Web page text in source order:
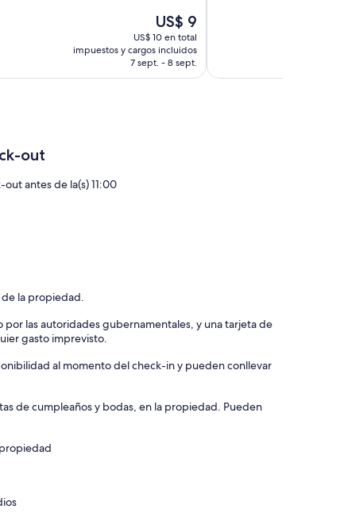
El
precio
actual
es
de
US$ 9
US$ 10 en total
impuestos y cargos incluidos
7 sept. - 8 sept.
out
out antes de la(s) 11:00
de la propiedad.
las autoridades gubernamentales, y una tarjeta de
gasto imprevisto.
al momento del check-in y pueden conllevar
de cumpleaños y bodas, en la propiedad. Pueden